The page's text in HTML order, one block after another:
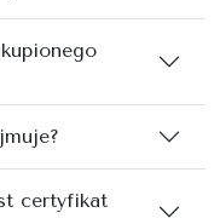
certyfikat